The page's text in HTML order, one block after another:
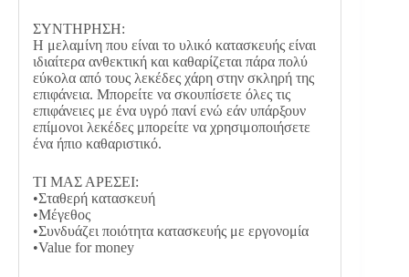
ΣΥΝΤΗΡΗΣΗ:
Η μελαμίνη που είναι το υλικό κατασκευής είναι
ιδιαίτερα ανθεκτική και καθαρίζεται πάρα πολύ
εύκολα από τους λεκέδες χάρη στην σκληρή της
επιφάνεια. Μπορείτε να σκουπίσετε όλες τις
επιφάνειες με ένα υγρό πανί ενώ εάν υπάρξουν
επίμονοι λεκέδες μπορείτε να χρησιμοποιήσετε
ένα ήπιο καθαριστικό.
ΤΙ ΜΑΣ ΑΡΕΣΕΙ:
•Σταθερή κατασκευή
•Μέγεθος
•Συνδυάζει ποιότητα κατασκευής με εργονομία
•Value for money